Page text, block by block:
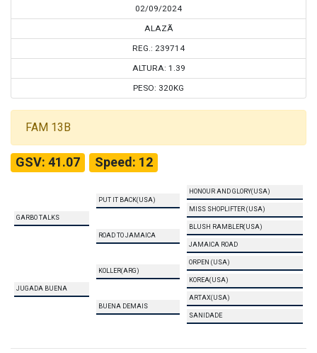
02/09/2024
ALAZÃ
REG.: 239714
ALTURA: 1.39
PESO: 320KG
FAM 13B
GSV: 41.07 Speed: 12
GARBO TALKS
PUT IT BACK(USA)
HONOUR AND GLORY(USA)
MISS SHOPLIFTER (USA)
ROAD TO JAMAICA
BLUSH RAMBLER(USA)
JAMAICA ROAD
JUGADA BUENA
KOLLER(ARG)
ORPEN (USA)
KOREA(USA)
BUENA DEMAIS
ARTAX(USA)
SANIDADE